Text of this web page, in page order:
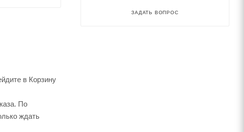
в Корзину
По
ждать
ЗАДАТЬ ВОПРОС